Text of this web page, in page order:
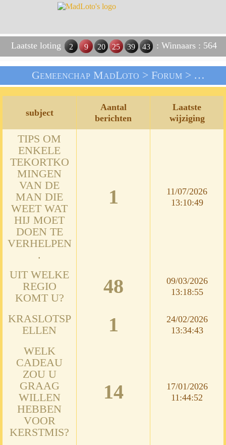
Laatste loting 2 9 20 25 39 43 : Winnaars : 564
Gemeenchap MadLoto > Forum> Algemene Bespreking
subject
Aantal
berichten
Laatste
wijziging
TIPS OM
ENKELE
TEKORTKO
MINGEN
VAN DE
MAN DIE
WEET WAT
HIJ MOET
DOEN TE
VERHELPEN
.
1
11/07/2026
13:10:49
UIT WELKE
REGIO
KOMT U?
48
09/03/2026
13:18:55
KRASLOTSP
ELLEN
1
24/02/2026
13:34:43
WELK
CADEAU
ZOU U
GRAAG
WILLEN
HEBBEN
VOOR
KERSTMIS?
14
17/01/2026
11:44:52